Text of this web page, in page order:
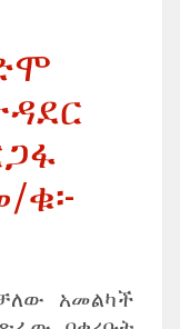
አመልካች